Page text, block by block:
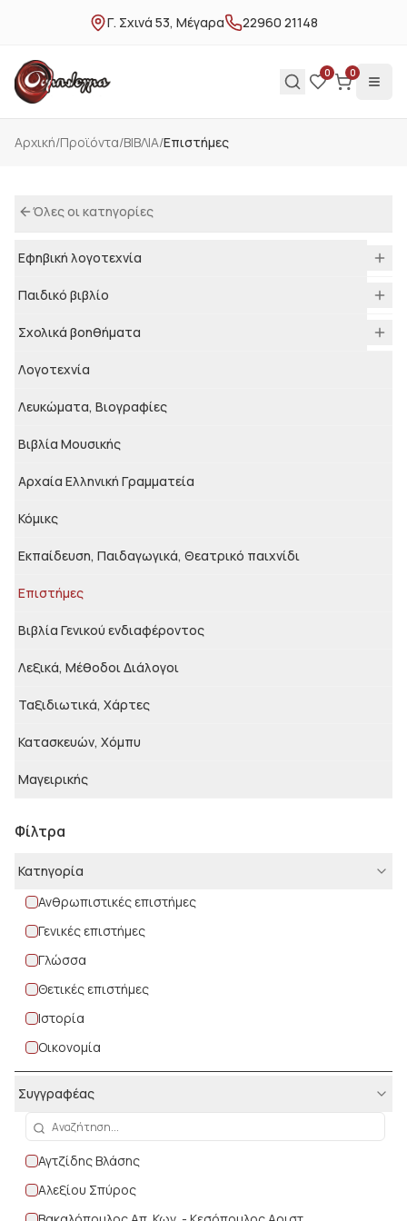
Γ. Σχινά 53, Μέγαρα 22960 21148
0 0
Αρχική/Προϊόντα/ΒΙΒΛΙΑ/Επιστήμες
Όλες οι κατηγορίες
Εφηβική λογοτεχνία
Παιδικό βιβλίο
Σχολικά βοηθήματα
Λογοτεχνία
Λευκώματα, Βιογραφίες
Βιβλία Μουσικής
Αρχαία Ελληνική Γραμματεία
Κόμικς
Εκπαίδευση, Παιδαγωγικά, Θεατρικό παιχνίδι
Επιστήμες
Βιβλία Γενικού ενδιαφέροντος
Λεξικά, Μέθοδοι Διάλογοι
Ταξιδιωτικά, Χάρτες
Κατασκευών, Χόμπυ
Μαγειρικής
Φίλτρα
Κατηγορία
Ανθρωπιστικές επιστήμες
Γενικές επιστήμες
Γλώσσα
Θετικές επιστήμες
Ιστορία
Οικονομία
Φυσικές επιστήμες
Συγγραφέας
Αγτζίδης Βλάσης
Αλεξίου Σπύρος